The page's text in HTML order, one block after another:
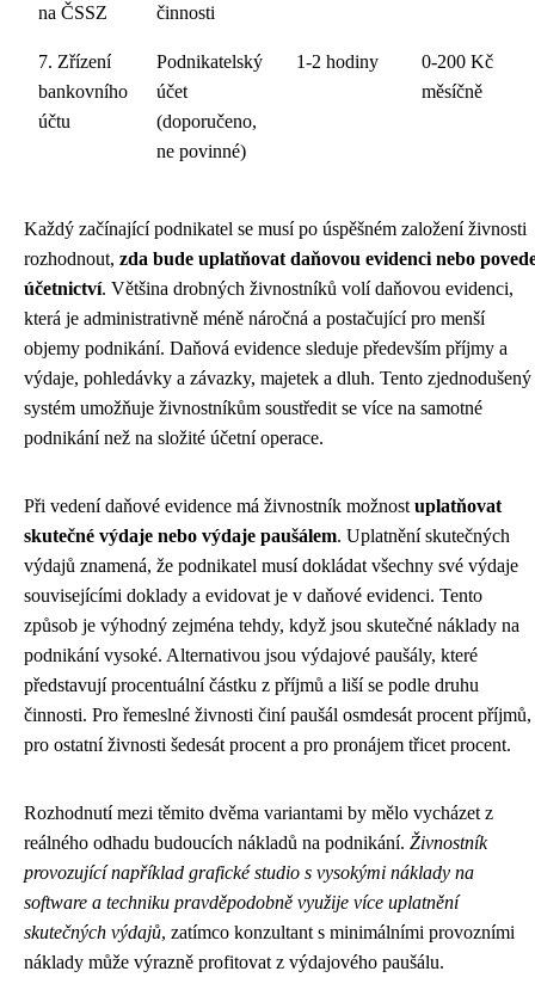
na ČSSZ
činnosti
7. Zřízení
bankovního
účtu
Podnikatelský
účet
(doporučeno,
ne povinné)
1-2 hodiny
0-200 Kč
měsíčně
Každý začínající podnikatel se musí po úspěšném založení živnosti
rozhodnout, zda bude uplatňovat daňovou evidenci nebo
účetnictví. Většina drobných živnostníků volí daňovou evidenci,
která je administrativně méně náročná a postačující pro menší
objemy podnikání. Daňová evidence sleduje především příjmy a
výdaje, pohledávky a závazky, majetek a dluh. Tento zjednodušený
systém umožňuje živnostníkům soustředit se více na samotné
podnikání než na složité účetní operace.
Při vedení daňové evidence má živnostník možnost uplatňovat
skutečné výdaje nebo výdaje paušálem. Uplatnění skutečných
výdajů znamená, že podnikatel musí dokládat všechny své výdaje
souvisejícími doklady a evidovat je v daňové evidenci. Tento
způsob je výhodný zejména tehdy, když jsou skutečné náklady na
podnikání vysoké. Alternativou jsou výdajové paušály, které
představují procentuální částku z příjmů a liší se podle druhu
činnosti. Pro řemeslné živnosti činí paušál osmdesát procent příjmů,
pro ostatní živnosti šedesát procent a pro pronájem třicet procent.
Rozhodnutí mezi těmito dvěma variantami by mělo vycházet z
reálného odhadu budoucích nákladů na podnikání. Živnostník
provozující například grafické studio s vysokými náklady na
software a techniku pravděpodobně využije více uplatnění
skutečných výdajů, zatímco konzultant s minimálními provozními
náklady může výrazně profitovat z výdajového paušálu.